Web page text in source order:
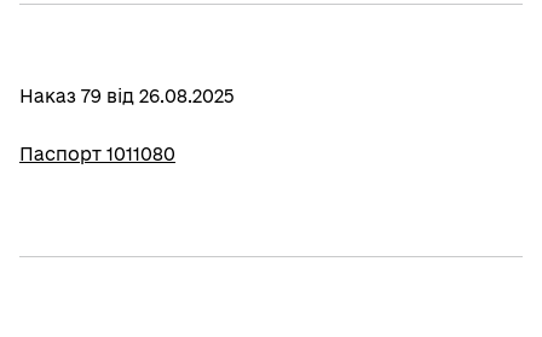
Наказ 79 від 26.08.2025
Паспорт 1011080